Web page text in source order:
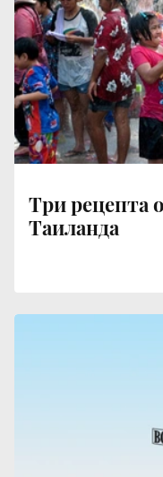
Три рецепта
Таиланда